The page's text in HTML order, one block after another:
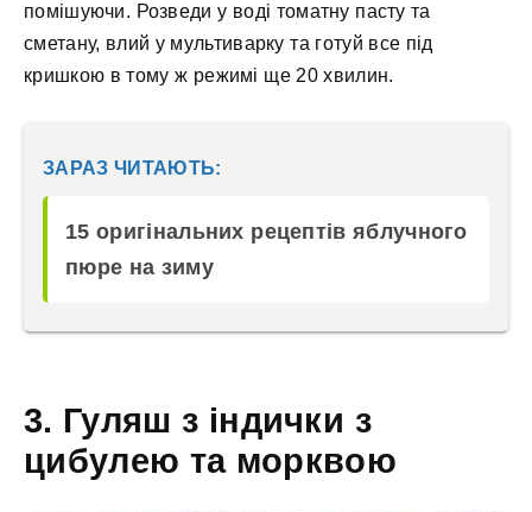
помішуючи. Розведи у воді томатну пасту та
сметану, влий у мультиварку та готуй все під
кришкою в тому ж режимі ще 20 хвилин.
ЗАРАЗ ЧИТАЮТЬ:
15 оригінальних рецептів яблучного
пюре на зиму
3. Гуляш з індички з
цибулею та морквою